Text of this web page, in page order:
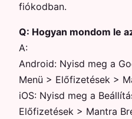
fiókodban.
Q: Hogyan mondom le
A:
Android: Nyisd meg a
Menü > Előfizetések >
iOS: Nyisd meg a
Előfizetések > Mantra